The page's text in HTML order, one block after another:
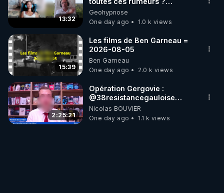
13:32
Enquête sous hypnose
Geohypnose
One day ago
1.0 k views
15:39
Les films de Ben Garneau =
2026-08-05
Ben Garneau
One day ago
2.0 k views
2:25:21
Opération Gergovie :
‪@38resistancegauloise‬
‪@MarionSigautOfficiel‬
‪@gladysriifard5710‬ Laëtitia
Nicolas BOUVIER
One day ago
1.1 k views